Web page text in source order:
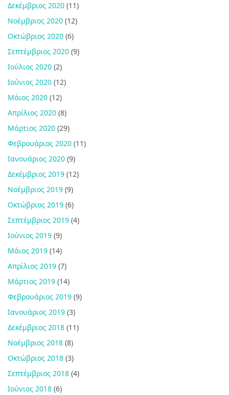
Δεκέμβριος 2020 (11)
Νοέμβριος 2020 (12)
Οκτώβριος 2020 (6)
Σεπτέμβριος 2020 (9)
Ιούλιος 2020 (2)
Ιούνιος 2020 (12)
Μάιος 2020 (12)
Απρίλιος 2020 (8)
Μάρτιος 2020 (29)
Φεβρουάριος 2020 (11)
Ιανουάριος 2020 (9)
Δεκέμβριος 2019 (12)
Νοέμβριος 2019 (9)
Οκτώβριος 2019 (6)
Σεπτέμβριος 2019 (4)
Ιούνιος 2019 (9)
Μάιος 2019 (14)
Απρίλιος 2019 (7)
Μάρτιος 2019 (14)
Φεβρουάριος 2019 (9)
Ιανουάριος 2019 (3)
Δεκέμβριος 2018 (11)
Νοέμβριος 2018 (8)
Οκτώβριος 2018 (3)
Σεπτέμβριος 2018 (4)
Ιούνιος 2018 (6)